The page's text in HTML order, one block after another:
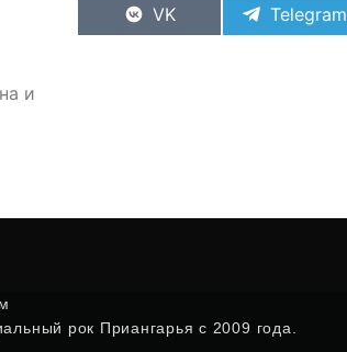
и
VK Telegram
рок Приангарья с 2009 года.